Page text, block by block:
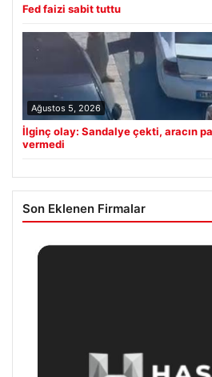
Fed faizi sabit tuttu
Ağustos 5, 2026
İlginç olay: Sandalye çekti, aracın
vermedi
Son Eklenen Firmalar